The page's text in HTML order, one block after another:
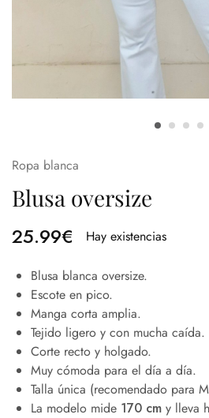
Ropa blanca
Blusa oversize
25.99€ Hay existencias
Blusa blanca oversize.
Escote en pico.
Manga corta amplia.
Tejido ligero y con mucha caída.
Corte recto y holgado.
Muy cómoda para el día a día.
Talla única (recomendado para
La modelo mide 170 cm y lleva